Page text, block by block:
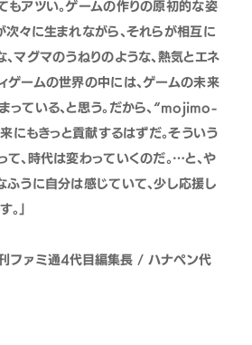
もアツい。ゲームの作りの原初的な姿
次々に生まれながら、それらが相互に
マグマのうねりのような、熱気とエネ
ゲームの世界の中には、ゲームの未来
っている、と思う。だから、“mojimo-
にもきっと貢献するはずだ。そういう
、時代は変わっていくのだ。…と、や
ふうに自分は感じていて、少し応援し
」
ファミ通4代目編集長 / ハナペン代